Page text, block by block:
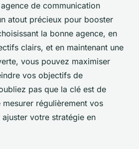
de communication
atout précieux pour booster
la bonne agence, en
clairs, et en maintenant une
vous pouvez maximiser
vos objectifs de
pas que la clé est de
régulièrement vos
votre stratégie en